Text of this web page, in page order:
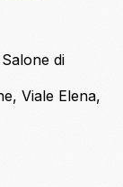
Salone di
Viale Elena,